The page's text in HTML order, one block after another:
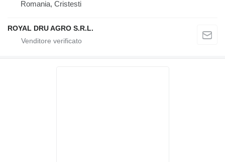
Romania, Cristesti
ROYAL DRU AGRO S.R.L.